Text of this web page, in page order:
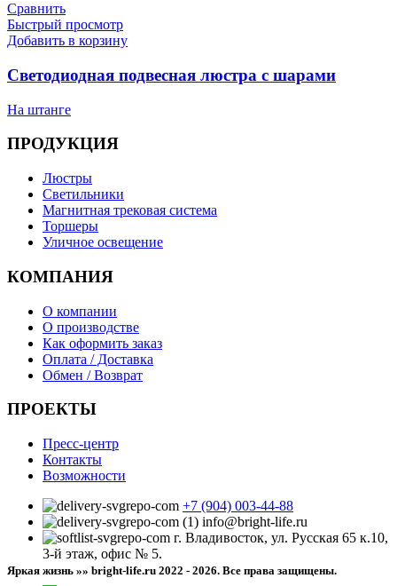
Сравнить
Быстрый просмотр
Добавить в корзину
Светодиодная подвесная люстра с шарами
На штанге
ПРОДУКЦИЯ
Люстры
Светильники
Магнитная трековая система
Торшеры
Уличное освещение
КОМПАНИЯ
О компании
О производстве
Как оформить заказ
Оплата / Доставка
Обмен / Возврат
ПРОЕКТЫ
Пресс-центр
Контакты
Возможности
+7 (904) 003-44-88
info@bright-life.ru
г. Владивосток, ул. Русская 65 к.10,
3-й этаж, офис № 5.
Яркая жизнь »» bright-life.ru 2022 - 2026. Все права защищены.